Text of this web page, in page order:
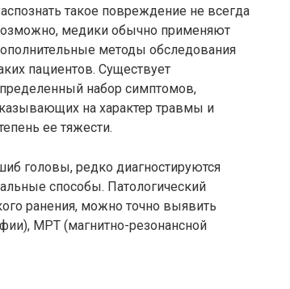
такое повреждение не всегда
медики обычно применяют
методы обследования
пациентов. Существует
набор симптомов,
на характер травмы и
ее тяжести.
головы, редко диагностируются
способы. Патологический
ранения, можно точно выявить
МРТ (магнитно-резонансной